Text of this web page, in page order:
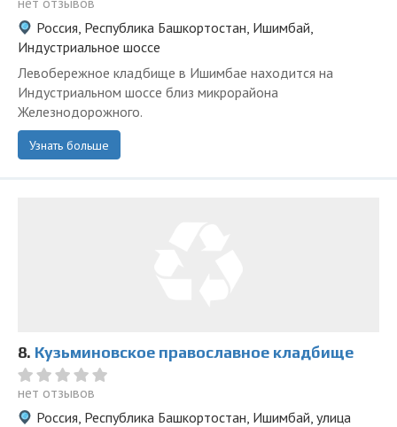
Россия, Республика Башкортостан, Ишимбай,
Индустриальное шоссе
Левобережное кладбище в Ишимбае находится на
Индустриальном шоссе близ микрорайона
Железнодорожного.
Узнать больше
8. Кузьминовское православное кладбище
нет отзывов
Россия, Республика Башкортостан, Ишимбай, улица